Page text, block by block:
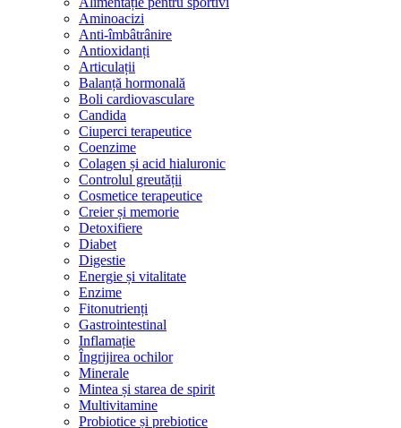
Aminoacizi
Anti-îmbâtrânire
Antioxidanți
Articulații
Balanță hormonală
Boli cardiovasculare
Candida
Ciuperci terapeutice
Coenzime
Colagen și acid hialuronic
Controlul greutății
Cosmetice terapeutice
Creier și memorie
Detoxifiere
Diabet
Digestie
Energie și vitalitate
Enzime
Fitonutrienți
Gastrointestinal
Inflamație
Îngrijirea ochilor
Minerale
Mintea și starea de spirit
Multivitamine
Probiotice și prebiotice